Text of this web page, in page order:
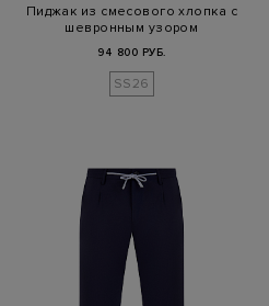
Пиджак из смесового хлопка с
шевронным узором
94 800 РУБ.
SS26